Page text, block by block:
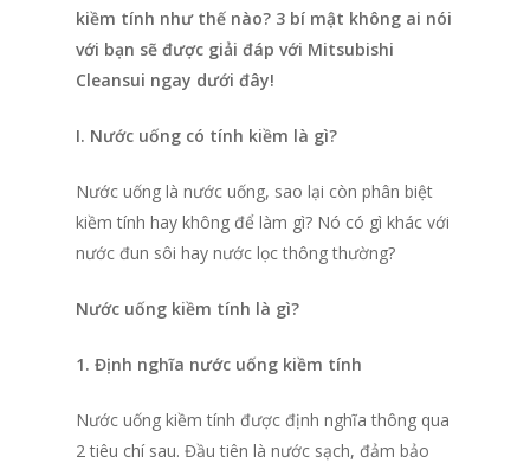
kiềm tính như thế nào? 3 bí mật không ai nói
với bạn sẽ được giải đáp với Mitsubishi
Cleansui ngay dưới đây!
I. Nước uống có tính kiềm là gì?
Nước uống là nước uống, sao lại còn phân biệt
kiềm tính hay không để làm gì? Nó có gì khác với
nước đun sôi hay nước lọc thông thường?
Nước uống kiềm tính là gì?
1. Định nghĩa nước uống kiềm tính
Nước uống kiềm tính được định nghĩa thông qua
2 tiêu chí sau. Đầu tiên là nước sạch, đảm bảo